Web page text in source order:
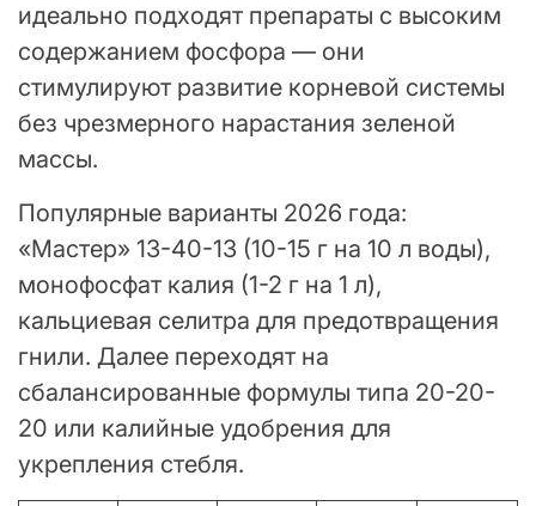
идеально подходят препараты с высоким
содержанием фосфора — они
стимулируют развитие корневой системы
без чрезмерного нарастания зеленой
массы.
Популярные варианты 2026 года:
«Мастер» 13-40-13 (10-15 г на 10 л воды),
монофосфат калия (1-2 г на 1 л),
кальциевая селитра для предотвращения
гнили. Далее переходят на
сбалансированные формулы типа 20-20-
20 или калийные удобрения для
укрепления стебля.